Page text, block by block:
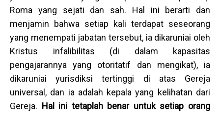
Roma yang sejati dan sah. Hal ini berarti dan
menjamin bahwa setiap kali terdapat seseorang
yang menempati jabatan tersebut, ia dikaruniai oleh
Kristus infalibilitas (di dalam kapasitas
pengajarannya yang otoritatif dan mengikat), ia
dikaruniai yurisdiksi tertinggi di atas Gereja
universal, dan ia adalah kepala yang kelihatan dari
Gereja. Hal ini tetaplah benar untuk setiap orang